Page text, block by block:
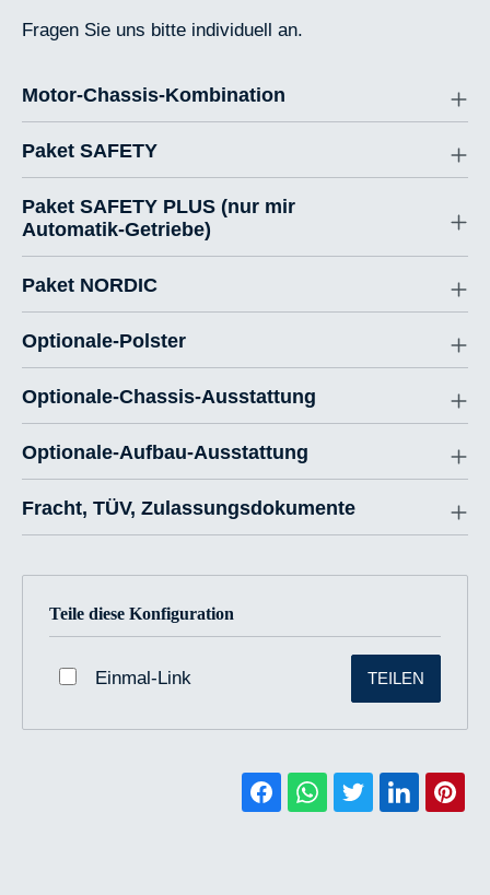
Fragen Sie uns bitte individuell an.
Motor-Chassis-Kombination
Paket SAFETY
Paket SAFETY PLUS (nur mir
Automatik-Getriebe)
Paket NORDIC
Optionale-Polster
Optionale-Chassis-Ausstattung
Optionale-Aufbau-Ausstattung
Fracht, TÜV, Zulassungsdokumente
Teile diese Konfiguration
Einmal-Link TEILEN